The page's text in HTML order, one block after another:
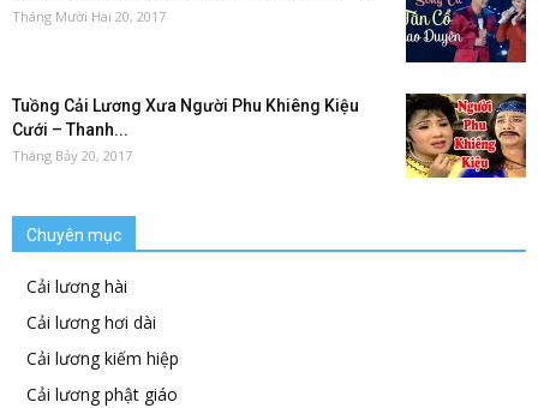
Tháng Mười Hai 20, 2017
Tuồng Cải Lương Xưa Người Phu Khiêng Kiệu
Cưới – Thanh...
Tháng Bảy 20, 2017
Chuyên mục
Cải lương hài
Cải lương hơi dài
Cải lương kiếm hiệp
Cải lương phật giáo